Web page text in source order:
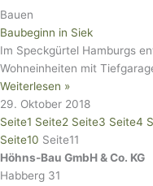
Bauen
Baubeginn in Siek
Im Speckgürtel Hamburgs
Wohneinheiten mit
Weiterlesen »
29. Oktober 2018
Seite1 Seite2 Seite3 Seite4
Seite10 Seite11
Höhns-Bau GmbH & Co. KG
Habberg 31